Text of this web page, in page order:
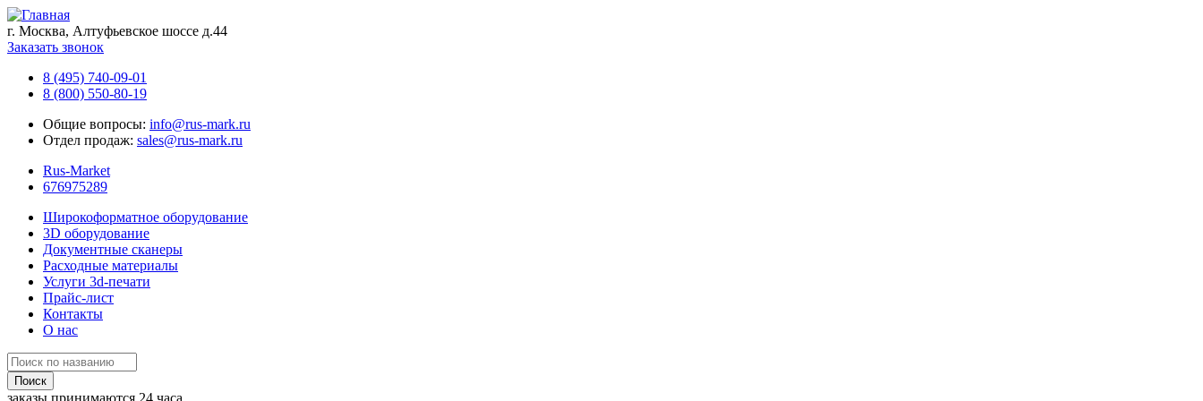
г. Москва, Алтуфьевское шоссе д.44
Заказать звонок
8 (495) 740-09-01
8 (800) 550-80-19
Общие вопросы: info@rus-mark.ru
Отдел продаж: sales@rus-mark.ru
Rus-Market
676975289
Широкоформатное оборудование
3D оборудование
Документные сканеры
Расходные материалы
Услуги 3d-печати
Прайс-лист
Контакты
О нас
заказы принимаются 24 часа